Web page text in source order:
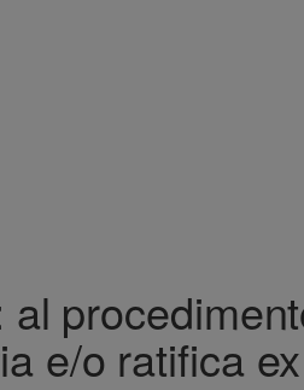
e/o ratifica